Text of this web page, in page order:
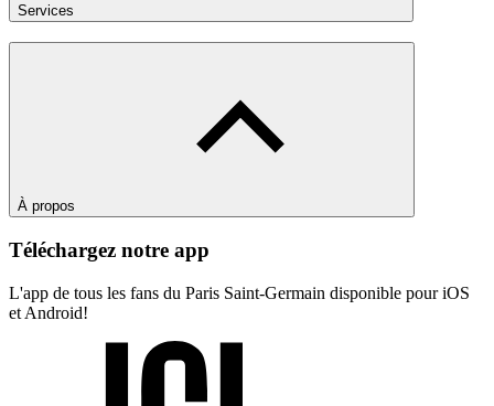
Services
À propos
Téléchargez notre app
L'app de tous les fans du Paris Saint-Germain disponible pour iOS
et Android!